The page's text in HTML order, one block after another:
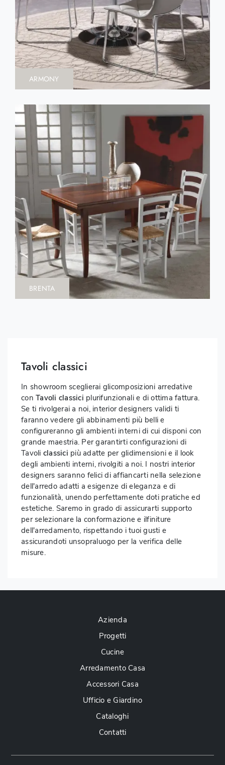
ARMONY
BRENTA
Tavoli classici
In showroom sceglierai glicomposizioni arredative
con Tavoli classici plurifunzionali e di ottima fattura.
Se ti rivolgerai a noi, interior designers validi ti
faranno vedere gli abbinamenti più belli e
configureranno gli ambienti interni di cui disponi con
grande maestria. Per garantirti configurazioni di
Tavoli classici più adatte per glidimensioni e il look
degli ambienti interni, rivolgiti a noi. I nostri interior
designers saranno felici di affiancarti nella selezione
dell'arredo adatti a esigenze di eleganza e di
funzionalità, unendo perfettamente doti pratiche ed
estetiche. Saremo in grado di assicurarti supporto
per selezionare la conformazione e ilfiniture
dell'arredamento, rispettando i tuoi gusti e
assicurandoti unsopraluogo per la verifica delle
misure.
Azienda
Progetti
Cucine
Arredamento Casa
Accessori Casa
Ufficio e Giardino
Cataloghi
Contatti